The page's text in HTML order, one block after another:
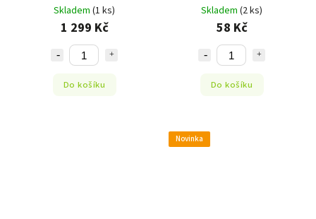
Skladem (1 ks)
1 299 Kč
Do košíku
Skladem (2 ks)
58 Kč
Do košíku
Novinka